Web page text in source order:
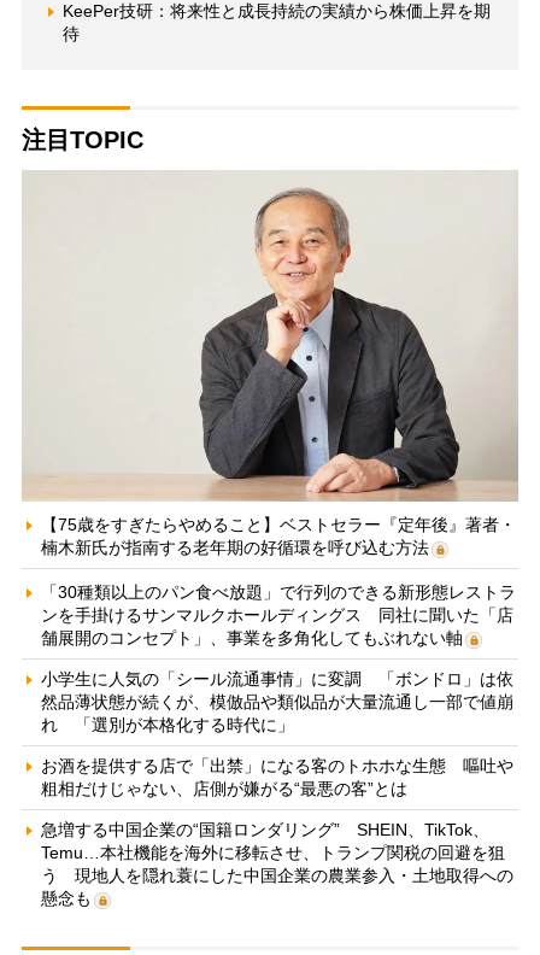
KeePer技研：将来性と成長持続の実績から株価上昇を期
待
注目TOPIC
【75歳をすぎたらやめること】ベストセラー『定年後』著者・
楠木新氏が指南する老年期の好循環を呼び込む方法
「30種類以上のパン食べ放題」で行列のできる新形態レストラ
ンを手掛けるサンマルクホールディングス 同社に聞いた「店
舗展開のコンセプト」、事業を多角化してもぶれない軸
小学生に人気の「シール流通事情」に変調 「ボンドロ」は依
然品薄状態が続くが、模倣品や類似品が大量流通し一部で値崩
れ 「選別が本格化する時代に」
お酒を提供する店で「出禁」になる客のトホホな生態 嘔吐や
粗相だけじゃない、店側が嫌がる“最悪の客”とは
急増する中国企業の“国籍ロンダリング” SHEIN、TikTok、
Temu…本社機能を海外に移転させ、トランプ関税の回避を狙
う 現地人を隠れ蓑にした中国企業の農業参入・土地取得への
懸念も